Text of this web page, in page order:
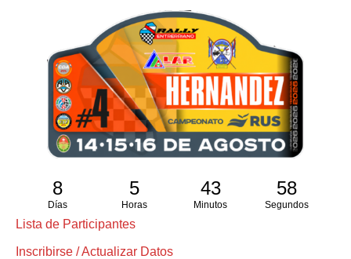
8
Días
5
Horas
43
Minutos
57
Segundos
Lista de Participantes
Inscribirse / Actualizar Datos